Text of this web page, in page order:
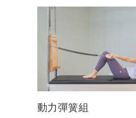
動力彈簧組